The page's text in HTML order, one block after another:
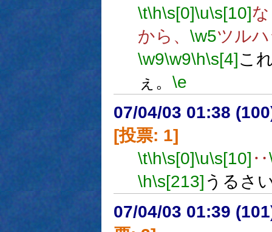
\t\h\s[0]\u\s[10]
から、 \w5ツル
\w9\w9\h\s[4]こ
ぇ。 \e
07/04/03 01:38
[投票: 1]
\t\h\s[0]\u\s[10] ‥
\h\s[213] うるさ
07/04/03 01:39